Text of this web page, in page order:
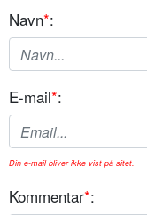
Navn*:
E-mail*:
Din e-mail bliver ikke vist på sitet.
Kommentar*: